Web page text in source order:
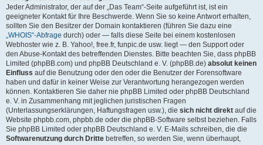
Jeder Administrator, der auf der „Das Team“-Seite aufgeführt ist, ist ein
geeigneter Kontakt für Ihre Beschwerde. Wenn Sie so keine Antwort erhalten,
sollten Sie den Besitzer der Domain kontaktieren (führen Sie dazu eine
„WHOIS“-Abfrage durch) oder — falls diese Seite bei einem kostenlosen
Webhoster wie z. B. Yahoo!, free.fr, funpic.de usw. liegt — den Support oder
den Abuse-Kontakt des betreffenden Dienstes. Bitte beachten Sie, dass phpBB
Limited (phpBB.com) und phpBB Deutschland e. V. (phpBB.de) absolut keinen
Einfluss auf die Benutzung oder den oder die Benutzer der Forensoftware
haben und dafür in keiner Weise zur Verantwortung herangezogen werden
können. Kontaktieren Sie daher nie phpBB Limited oder phpBB Deutschland
e. V. in Zusammenhang mit jeglichen juristischen Fragen
(Unterlassungserklärungen, Haftungsfragen usw.), die sich nicht direkt auf die
Website phpbb.com, phpbb.de oder die phpBB-Software selbst beziehen. Falls
Sie phpBB Limited oder phpBB Deutschland e. V. E-Mails schreiben, die die
Softwarenutzung durch Dritte betreffen, so werden Sie, wenn überhaupt,